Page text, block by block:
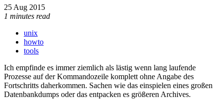
25 Aug 2015
1 minutes read
unix
howto
tools
Ich empfinde es immer ziemlich als lästig wenn lang laufende
Prozesse auf der Kommandozeile komplett ohne Angabe des
Fortschritts daherkommen. Sachen wie das einspielen eines großen
Datenbankdumps oder das entpacken es größeren Archives.